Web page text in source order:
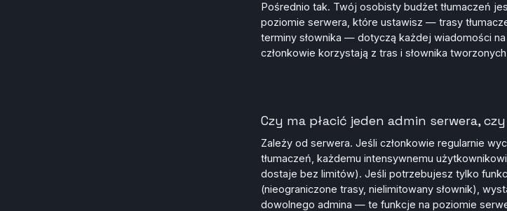
Pośrednio tak. Twój osobisty budżet tłumaczeń
poziomie serwera, które ustawisz — trasy
terminy słownika — dotyczą każdej wiadomości
członkowie korzystają z tras i słownika
Czy ma płacić jeden admin serwera,
Zależy od serwera. Jeśli członkowie regularnie
tłumaczeń, każdemu intensywnemu
dostaje bez limitów). Jeśli potrzebujesz tylko
(nieograniczone trasy, nielimitowany słownik),
dowolnego admina — te funkcje na poziomie